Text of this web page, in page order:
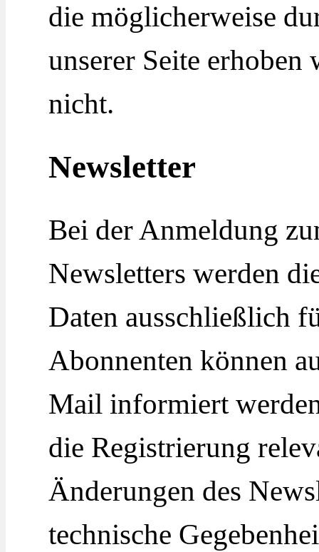
die möglicherweise
unserer Seite
nicht.
Newsletter
Bei der Anmeldung
Newsletters werden
Daten ausschließlich
Abonnenten können
Mail informiert
die Registrierung
Änderungen des
technische